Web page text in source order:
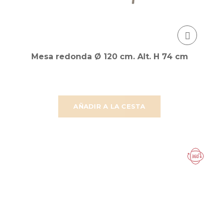
AÑADIR A LA CESTA
Mesa redonda Ø 120 cm. Alt. H 74 cm